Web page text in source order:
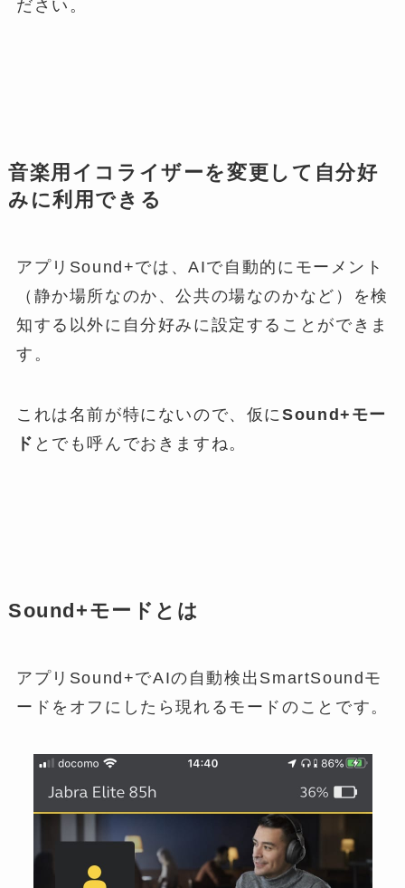
ださい。
音楽用イコライザーを変更して自分好
みに利用できる
アプリSound+では、AIで自動的にモーメント
（静か場所なのか、公共の場なのかなど）を検
知する以外に自分好みに設定することができま
す。
これは名前が特にないので、仮にSound+モー
ド とでも呼んでおきますね。
Sound+モードとは
アプリSound+でAIの自動検出SmartSoundモ
ードをオフにしたら現れるモードのことです。